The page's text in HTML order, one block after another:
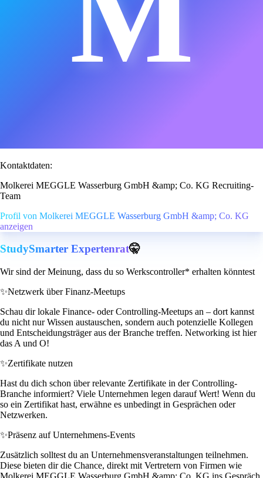
Kontaktdaten:
Molkerei MEGGLE Wasserburg GmbH &amp; Co. KG Recruiting-
Team
Profil von Molkerei MEGGLE Wasserburg GmbH &amp; Co. KG
anzeigen
StudySmarter Expertenrat🤫
Wir sind der Meinung, dass du so Werkscontroller* erhalten könntest
✨Netzwerk über Finanz-Meetups
Schau dir lokale Finance- oder Controlling-Meetups an – dort kannst
du nicht nur Wissen austauschen, sondern auch potenzielle Kollegen
und Entscheidungsträger aus der Branche treffen. Networking ist hier
das A und O!
✨Zertifikate nutzen
Hast du dich schon über relevante Zertifikate in der Controlling-
Branche informiert? Viele Unternehmen legen darauf Wert! Wenn du
so ein Zertifikat hast, erwähne es unbedingt in Gesprächen oder
Netzwerken.
✨Präsenz auf Unternehmens-Events
Zusätzlich solltest du an Unternehmensveranstaltungen teilnehmen.
Diese bieten dir die Chance, direkt mit Vertretern von Firmen wie